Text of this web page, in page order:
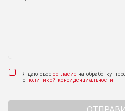
Я даю своесогласие на обработку
с политикой конфиденциальности